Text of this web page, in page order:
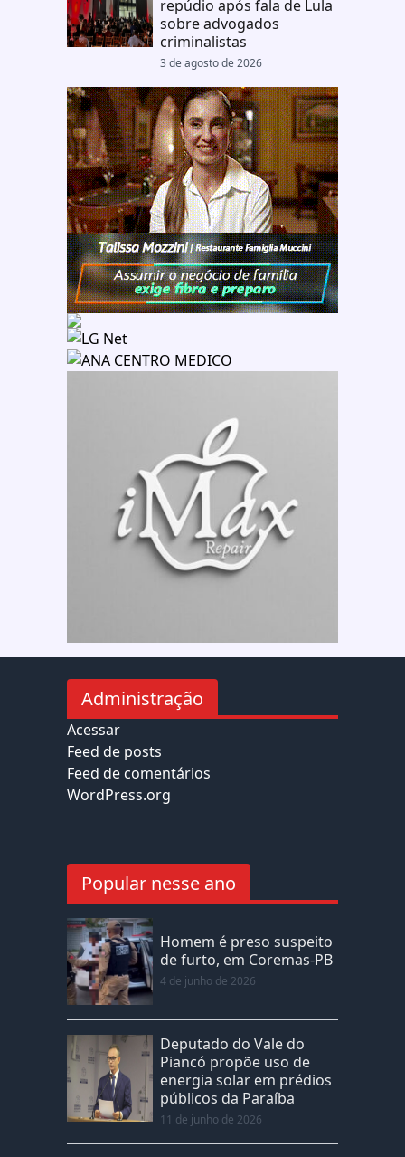
repúdio após fala de Lula
sobre advogados
criminalistas
3 de agosto de 2026
Administração
Acessar
Feed de posts
Feed de comentários
WordPress.org
Popular nesse ano
Homem é preso suspeito
de furto, em Coremas-PB
4 de junho de 2026
Deputado do Vale do
Piancó propõe uso de
energia solar em prédios
públicos da Paraíba
11 de junho de 2026